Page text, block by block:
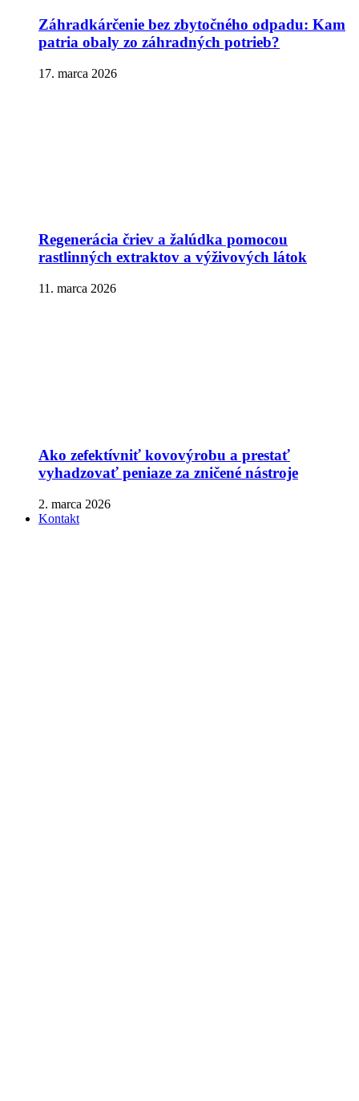
Záhradkárčenie bez zbytočného odpadu: Kam
patria obaly zo záhradných potrieb?
17. marca 2026
Regenerácia čriev a žalúdka pomocou
rastlinných extraktov a výživových látok
11. marca 2026
Ako zefektívniť kovovýrobu a prestať
vyhadzovať peniaze za zničené nástroje
2. marca 2026
Kontakt